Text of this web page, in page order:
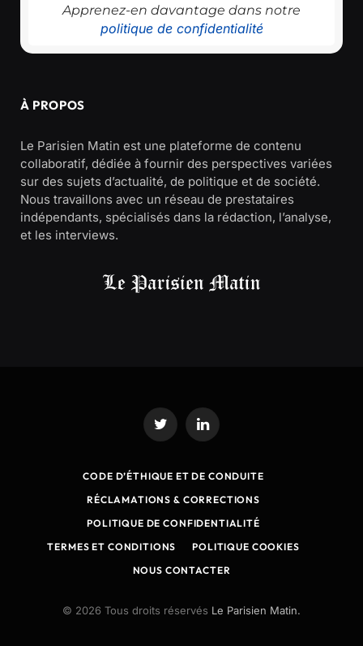
Apprenez-en davantage dans notre
politique de confidentialité
À PROPOS
Le Parisien Matin est une plateforme de contenu
collaboratif, dédiée à fournir des perspectives variées
sur des sujets d’actualité, de politique et de société.
Nous travaillons avec un réseau de prestataires
indépendants, spécialisés dans la rédaction, l’analyse,
et les interviews.
Twitter LinkedIn
CODE D’ÉTHIQUE ET DE CONDUITE
RÉCLAMATIONS & CORRECTIONS
POLITIQUE DE CONFIDENTIALITÉ
TERMES ET CONDITIONS
POLITIQUE COOKIES
NOUS CONTACTER
© 2026 Tous droits réservés Le Parisien Matin.